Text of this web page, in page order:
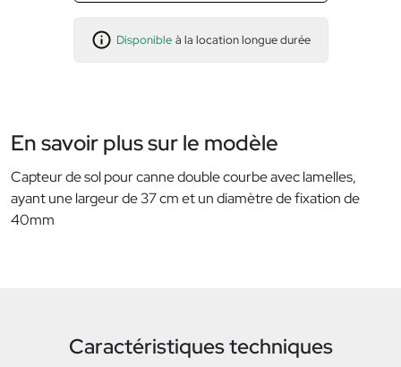
Disponible à la location longue durée
En savoir plus sur le modèle
Capteur de sol pour canne double courbe avec lamelles,
ayant une largeur de 37 cm et un diamètre de fixation de
40mm
Caractéristiques techniques